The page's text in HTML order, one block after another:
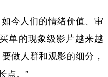
今人们的情绪价值、审
单的现象级影片越来越
做人群和观影的细分，
点。”